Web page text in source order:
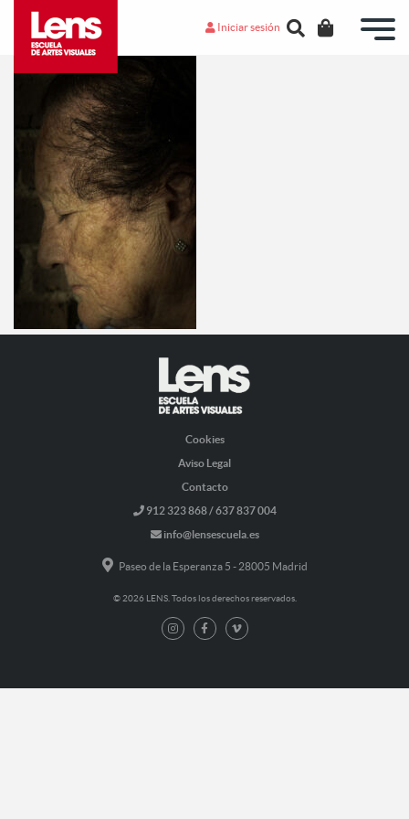
Iniciar sesión
Cookies
Aviso Legal
Contacto
912 323 868 / 637 837 004
info@lensescuela.es
Paseo de la Esperanza 5 - 28005 Madrid
© 2026 LENS. Todos los derechos reservados.